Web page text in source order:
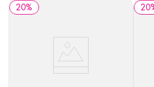
20% 20